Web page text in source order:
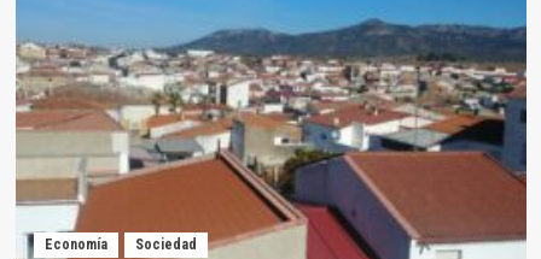
consumo
visitarán
Orellana
el
24
de
octubre
Economía Sociedad